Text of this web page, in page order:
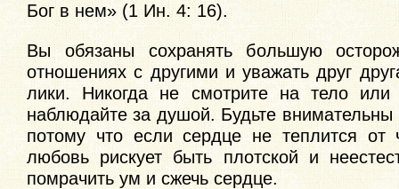
Бог в нем» (1 Ин. 4: 16).
Вы обязаны сохранять большую
отношениях с другими и уважать друг
лики. Никогда не смотрите на тело или
наблюдайте за душой. Будьте внимательны
потому что если сердце не теплится от
любовь рискует быть плотской и
помрачить ум и сжечь сердце.